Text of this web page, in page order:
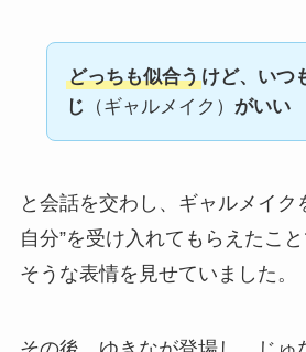
どっちも似合うけど、いつ
じ
（ギャルメイク） がいい
と会話を交わし、ギャルメイク
自分”を受け入れてもらえたこ
そうな表情を見せていました。